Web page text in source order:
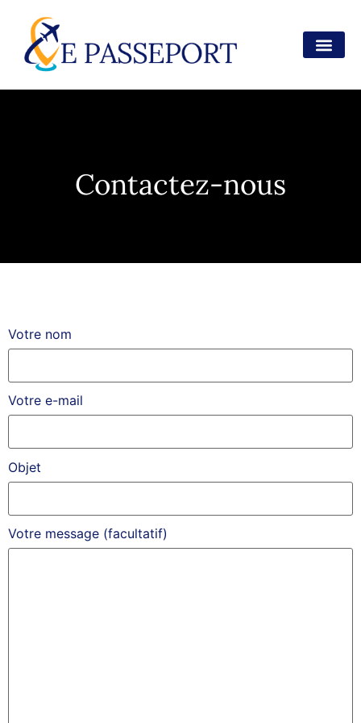
Contactez-nous
Votre nom
Votre e-mail
Objet
Votre message (facultatif)